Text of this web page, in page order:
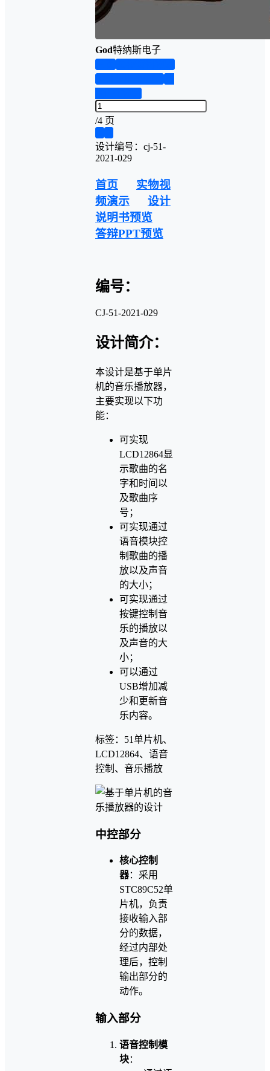
God特纳斯电子
/4 页
设计编号：cj-51-
2021-029
首页
实物视
频演示
设计
说明书预览
答辩PPT预览
编号：
CJ-51-2021-029
设计简介：
本设计是基于单片
机的音乐播放器，
主要实现以下功
能：
可实现
LCD12864显
示歌曲的名
字和时间以
及歌曲序
号；
可实现通过
语音模块控
制歌曲的播
放以及声音
的大小；
可实现通过
按键控制音
乐的播放以
及声音的大
小；
可以通过
USB增加减
少和更新音
乐内容。
标签：51单片机、
LCD12864、语音
控制、音乐播放
中控部分
核心控制
器：采用
STC89C52单
片机，负责
接收输入部
分的数据，
经过内部处
理后，控制
输出部分的
动作。
输入部分
语音控制模
块：